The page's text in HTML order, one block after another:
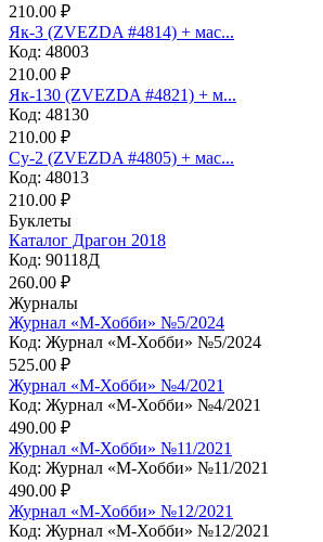
210.00 ₽
Як-3 (ZVEZDA #4814) + мас...
Код: 48003
210.00 ₽
Як-130 (ZVEZDA #4821) + м...
Код: 48130
210.00 ₽
Су-2 (ZVEZDA #4805) + мас...
Код: 48013
210.00 ₽
Буклеты
Каталог Драгон 2018
Код: 90118Д
260.00 ₽
Журналы
Журнал «М-Хобби» №5/2024
Код: Журнал «М-Хобби» №5/2024
525.00 ₽
Журнал «М-Хобби» №4/2021
Код: Журнал «М-Хобби» №4/2021
490.00 ₽
Журнал «М-Хобби» №11/2021
Код: Журнал «М-Хобби» №11/2021
490.00 ₽
Журнал «М-Хобби» №12/2021
Код: Журнал «М-Хобби» №12/2021